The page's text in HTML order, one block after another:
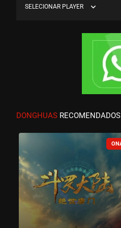
SELECIONAR PLAYER expand_more
DONGHUAS RECOMENDADOS